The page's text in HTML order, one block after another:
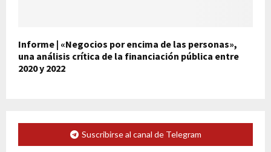
Informe | «Negocios por encima de las personas»,
una análisis crítica de la financiación pública entre
2020 y 2022
Suscribirse al canal de Telegram